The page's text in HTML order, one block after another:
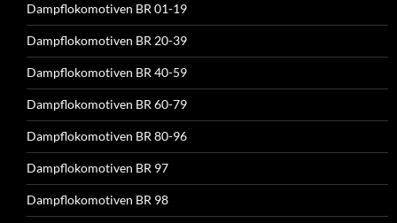
Dampflokomotiven BR 01-19
Dampflokomotiven BR 20-39
Dampflokomotiven BR 40-59
Dampflokomotiven BR 60-79
Dampflokomotiven BR 80-96
Dampflokomotiven BR 97
Dampflokomotiven BR 98